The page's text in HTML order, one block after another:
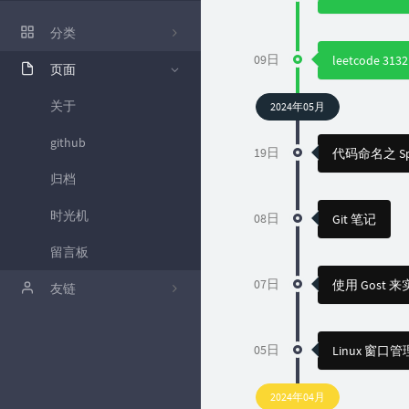
分类
86
页面
关于
github
归档
时光机
留言板
友链
09日 leetcode
2024年05月
19日 代码命名之
08日 Git 笔记
07日 使用 Gost 来
05日 Linux 窗口管
2024年04月